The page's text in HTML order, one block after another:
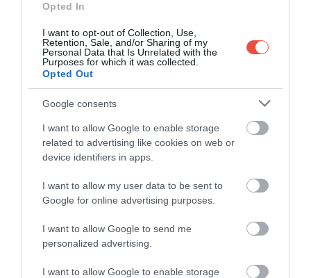
Opted In
I want to opt-out of Collection, Use,
Retention, Sale, and/or Sharing of my
Personal Data that Is Unrelated with the
Purposes for which it was collected.
Opted Out
Google consents
I want to allow Google to enable storage
related to advertising like cookies on web or
device identifiers in apps.
I want to allow my user data to be sent to
Google for online advertising purposes.
I want to allow Google to send me
personalized advertising.
I want to allow Google to enable storage
Al Maktoum repülőtér, Dubaj, Egyesült
Philip Lange, Shutterstock
indokolja: a légikikötő két fontos autópálya és több
lakónegyed között fekszik, ezért érdemi bővítésére
már nincs lehetőség. Ha minden a tervek szerint
halad, az áthelyezés 2032-ben kezdődhet meg, a
teljes fejlesztés azonban várhatóan csak a század
közepére zárulhat le.